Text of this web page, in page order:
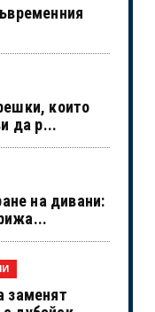
които
да р...
на дивани:
заменят